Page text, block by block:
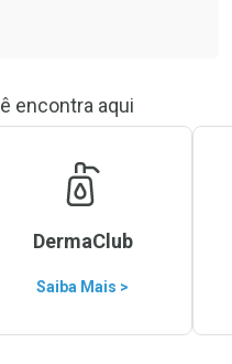
encontra aqui
DermaClub
Saiba Mais >